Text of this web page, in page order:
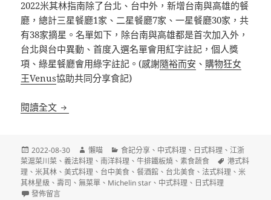
2022米其林指南除了台北、台中外，新增台南與高雄的餐
廳，總計三星餐廳1家、二星餐廳7家、一星餐廳30家，共
有38家摘星。名單如下，除台南與高雄都是首次加入外，
台北與台中異動、首度入選名單會用紅字註記，個人獎
項、綠星餐廳會用綠字註記。(感謝隨裕而安 、 購物狂女
王Venus協助共同分享食記)
閱讀全文 2022台北台中台南高雄米其林星級名單
發
佈
日
期:
2022-08-30
作
者
懶喵
分
類
食記分享 、 中式料理 、 日式料理 、江浙
菜滬菜川菜 、義法料理 、南洋料理 、牛排鐵板燒 、素食蔬食
標
籤
港式料
理 、米其林 、美式料理 、 台中美食 、餐酒館 、 台北美食 、 法式料理 、米
其林星級 、壽司 、無菜單 、 Michelin star 、 中式料理 、 日式料理
在〈2022台北台中台南高雄米其林星級名單〉
發佈留言